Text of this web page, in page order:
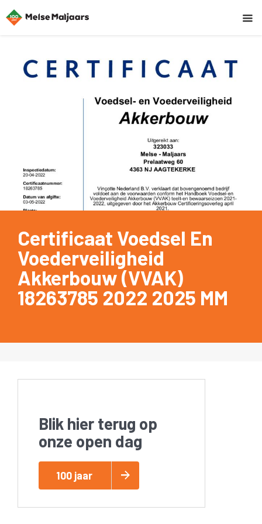
Certificaat Voedsel En
Voederveiligheid
Akkerbouw (VVAK)
18263785 2022 2025 MM
Blik hier terug op
onze open dag
100 jaar